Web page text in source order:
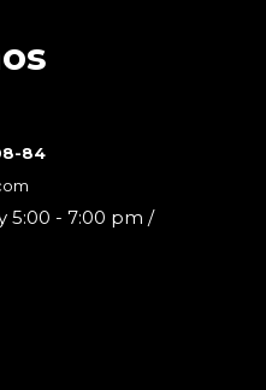
84
5:00 - 7:00 pm /